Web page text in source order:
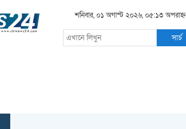
শনিবার, ০১ অগাস্ট ২০২৬, ০৫:১৩ অপরাহ্ন
সার্চ